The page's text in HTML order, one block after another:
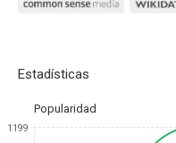
Estadísticas
Popularidad
1199